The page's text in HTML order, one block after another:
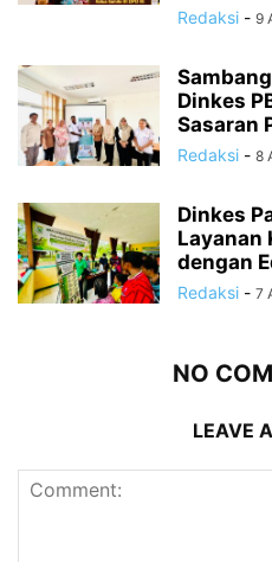
Redaksi - 9
Dinkes
Sasaran
Redaksi - 8
Dinkes
Layanan
dengan
Redaksi - 7
NO
LEAVE